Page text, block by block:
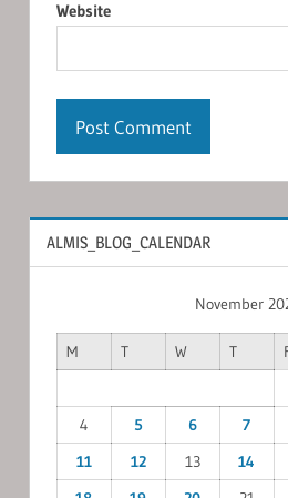
Website
ALMIS_BLOG_CALENDAR
November
M T W T
4
5 6 7
11
12 13 14